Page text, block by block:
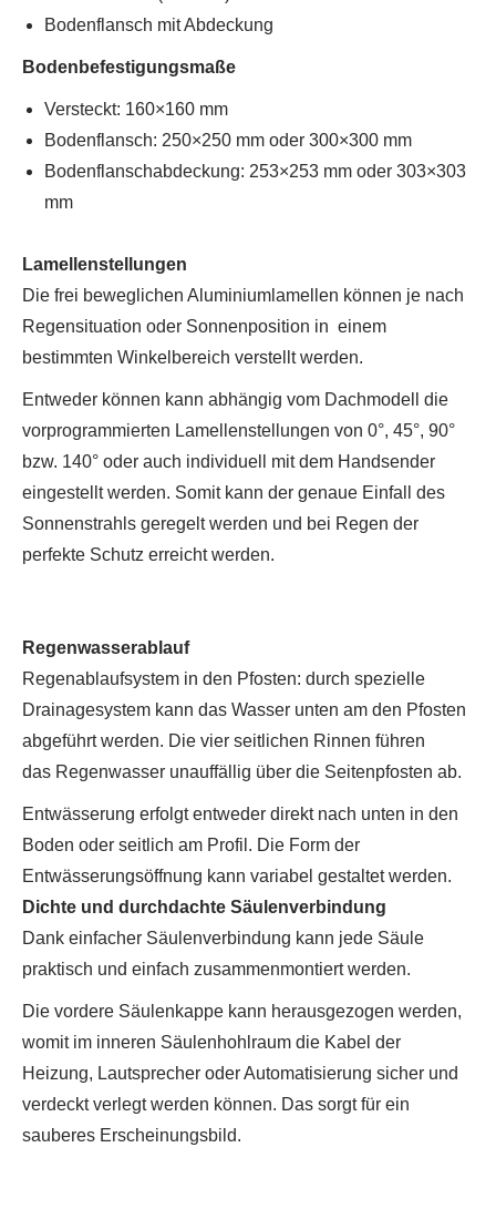
Bodenflansch mit Abdeckung
Bodenbefestigungsmaße
Versteckt: 160×160 mm
Bodenflansch: 250×250 mm oder 300×300 mm
Bodenflanschabdeckung: 253×253 mm oder 303×303
mm
Lamellenstellungen
Die frei beweglichen Aluminiumlamellen können je nach
Regensituation oder Sonnenposition in einem
bestimmten Winkelbereich verstellt werden.
Entweder können kann abhängig vom Dachmodell die
vorprogrammierten Lamellenstellungen von 0°, 45°, 90°
bzw. 140° oder auch individuell mit dem Handsender
eingestellt werden. Somit kann der genaue Einfall des
Sonnenstrahls geregelt werden und bei Regen der
perfekte Schutz erreicht werden.
Regenwasserablauf
Regenablaufsystem in den Pfosten: durch spezielle
Drainagesystem kann das Wasser unten am den Pfosten
abgeführt werden. Die vier seitlichen Rinnen führen
das Regenwasser unauffällig über die Seitenpfosten ab.
Entwässerung erfolgt entweder direkt nach unten in den
Boden oder seitlich am Profil. Die Form der
Entwässerungsöffnung kann variabel gestaltet werden.
Dichte und durchdachte Säulenverbindung
Dank einfacher Säulenverbindung kann jede Säule
praktisch und einfach zusammenmontiert werden.
Die vordere Säulenkappe kann herausgezogen werden,
womit im inneren Säulenhohlraum die Kabel der
Heizung, Lautsprecher oder Automatisierung sicher und
verdeckt verlegt werden können. Das sorgt für ein
sauberes Erscheinungsbild.